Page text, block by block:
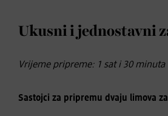
Ukusni i jednostavni
Vrijeme pripreme: 1 sat i 30 minuta
Sastojci za pripremu dvaju limova